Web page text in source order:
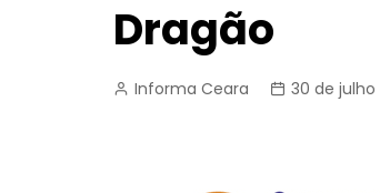
Dragão
Informa Ceara 30 de julho